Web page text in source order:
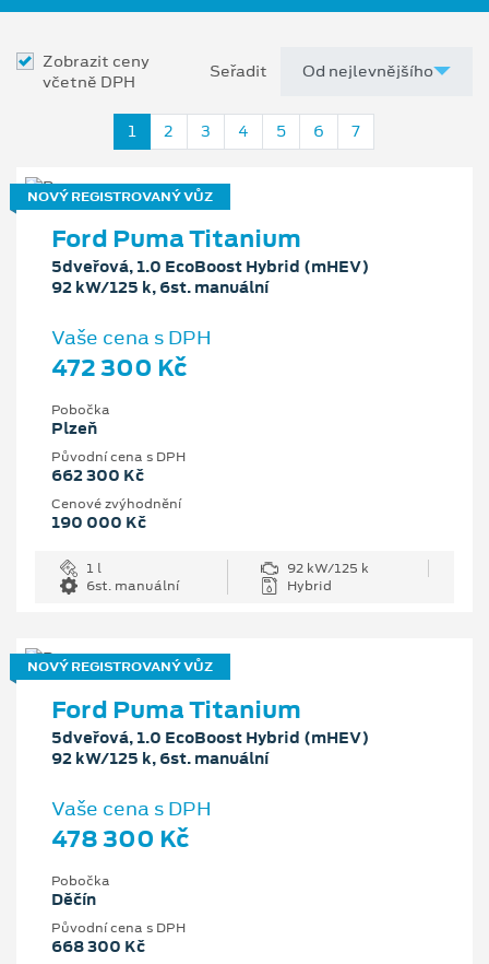
Zobrazit ceny
včetně DPH
Seřadit
1 2 3 4 5 6 7
NOVÝ REGISTROVANÝ VŮZ
Ford Puma Titanium
5dveřová, 1.0 EcoBoost Hybrid (mHEV)
92 kW/125 k, 6st. manuální
Vaše cena s DPH
472 300 Kč
Pobočka
Plzeň
Původní cena s DPH
662 300 Kč
Cenové zvýhodnění
190 000 Kč
1 l
92 kW/125 k
6st. manuální
Hybrid
NOVÝ REGISTROVANÝ VŮZ
Ford Puma Titanium
5dveřová, 1.0 EcoBoost Hybrid (mHEV)
92 kW/125 k, 6st. manuální
Vaše cena s DPH
478 300 Kč
Pobočka
Děčín
Původní cena s DPH
668 300 Kč